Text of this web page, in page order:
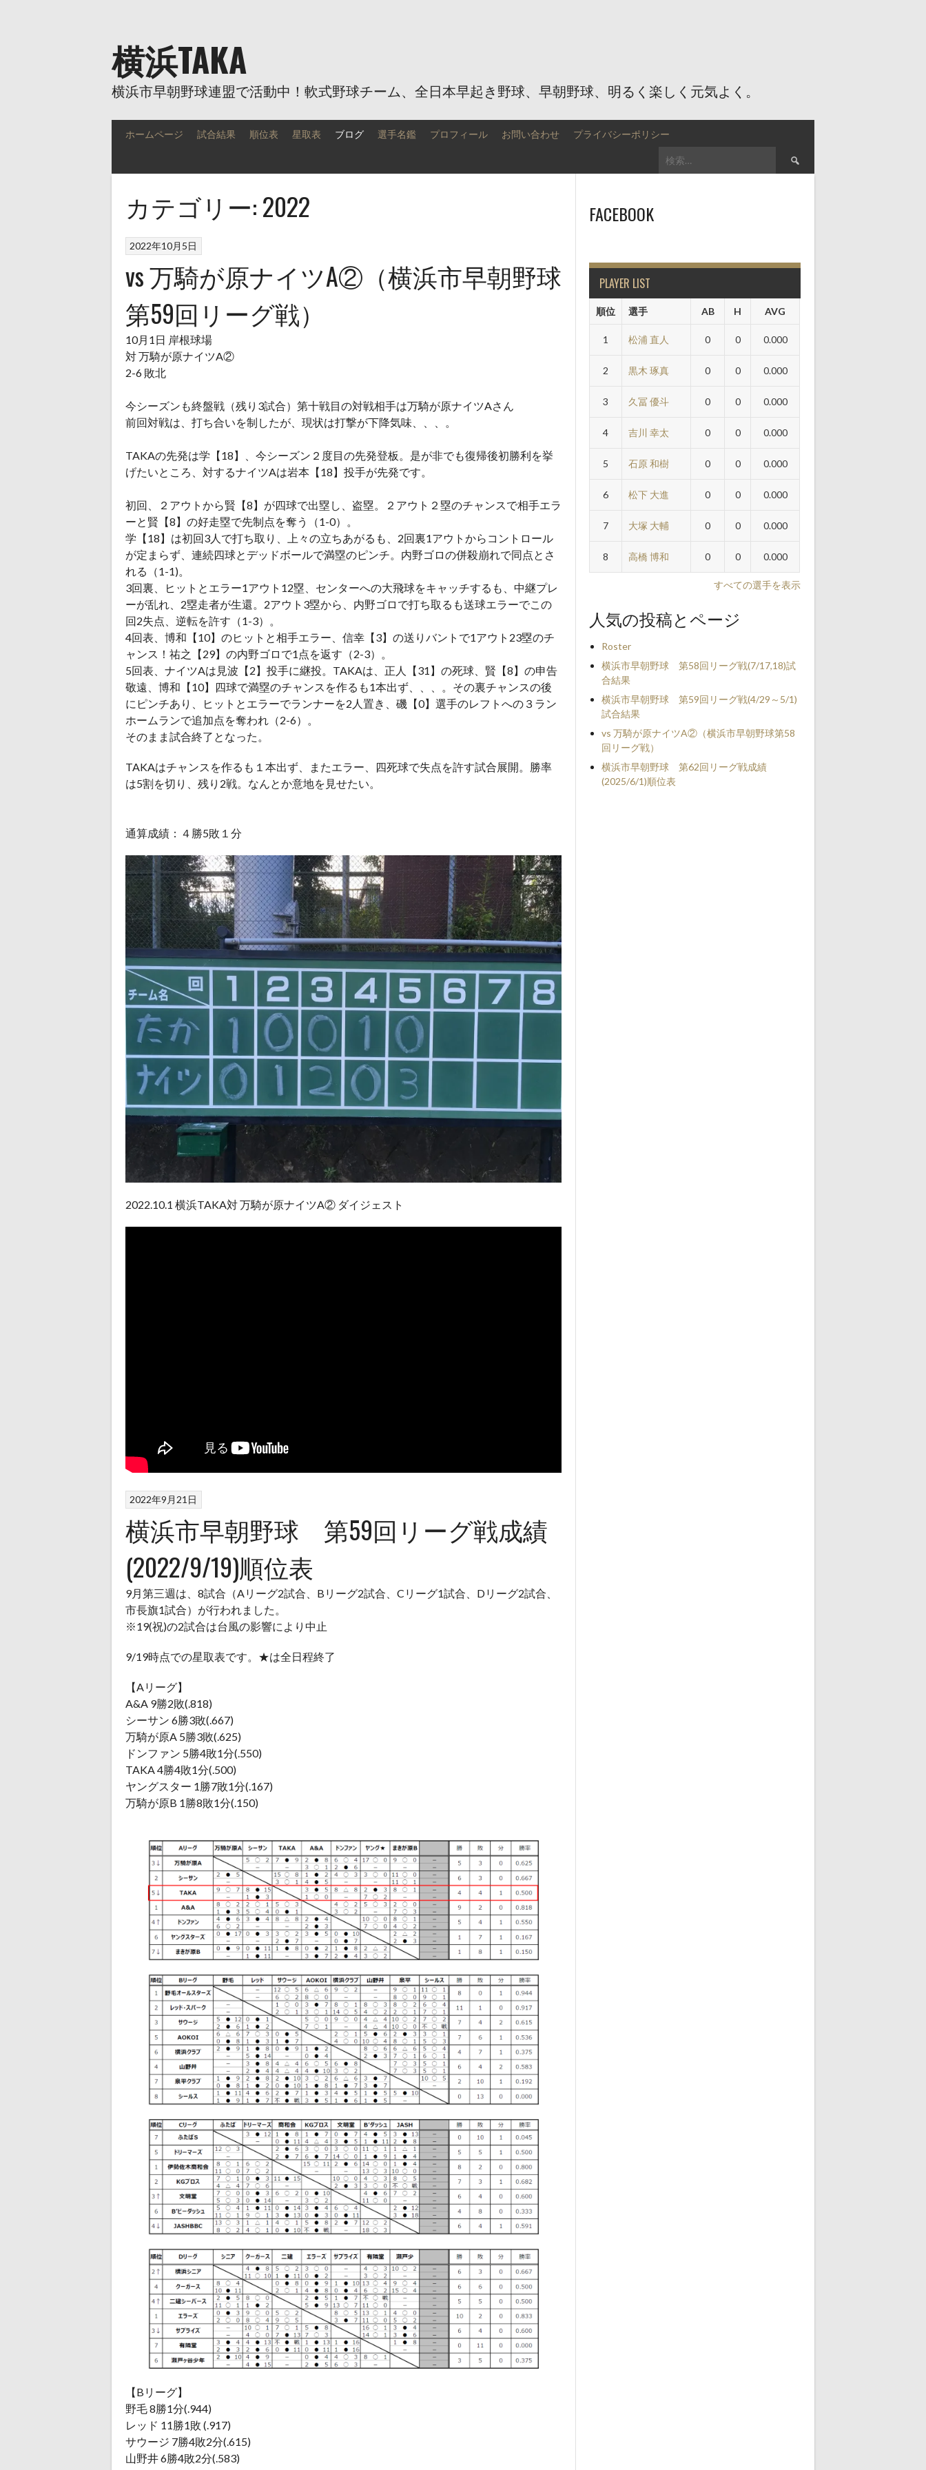
横浜TAKA
横浜市早朝野球連盟で活動中！軟式野球チーム、全日本早起き野球、早朝野球、明るく楽しく元気よく。
ホームページ 試合結果 順位表 星取表 ブログ 選手名鑑 プロフィール お問い合わせ プライバシーポリシー
カテゴリー:2022
2022年10月5日
vs 万騎が原ナイツA②（横浜市早朝野球
第59回リーグ戦）
10月1日 岸根球場
対 万騎が原ナイツA②
2-6 敗北
今シーズンも終盤戦（残り3試合）第十戦目の対戦相手は万騎が原ナイツAさん
前回対戦は、打ち合いを制したが、現状は打撃が下降気味、、、。
TAKAの先発は学【18】、今シーズン２度目の先発登板。是が非でも復帰後初勝利を挙
げたいところ、対するナイツAは岩本【18】投手が先発です。
初回、２アウトから賢【8】が四球で出塁し、盗塁。２アウト２塁のチャンスで相手エラ
ーと賢【8】の好走塁で先制点を奪う（1-0）。
学【18】は初回3人で打ち取り、上々の立ちあがるも、2回裏1アウトからコントロール
が定まらず、連続四球とデッドボールで満塁のピンチ。内野ゴロの併殺崩れで同点とさ
れる（1-1)。
3回裏、ヒットとエラー1アウト12塁、センターへの大飛球をキャッチするも、中継プレ
ーが乱れ、2塁走者が生還。2アウト3塁から、内野ゴロで打ち取るも送球エラーでこの
回2失点、逆転を許す（1-3）。
4回表、博和【10】のヒットと相手エラー、信幸【3】の送りバントで1アウト23塁のチ
ャンス！祐之【29】の内野ゴロで1点を返す（2-3）。
5回表、ナイツAは見波【2】投手に継投。TAKAは、正人【31】の死球、賢【8】の申告
敬遠、博和【10】四球で満塁のチャンスを作るも1本出ず、、、。その裏チャンスの後
にピンチあり、ヒットとエラーでランナーを2人置き、磯【0】選手のレフトへの３ラン
ホームランで追加点を奪われ（2-6）。
そのまま試合終了となった。
TAKAはチャンスを作るも１本出ず、またエラー、四死球で失点を許す試合展開。勝率
は5割を切り、残り2戦。なんとか意地を見せたい。
通算成績：４勝5敗１分
2022.10.1 横浜TAKA対 万騎が原ナイツA② ダイジェスト
2022年9月21日
横浜市早朝野球 第59回リーグ戦成績
(2022/9/19)順位表
9月第三週は、8試合（Aリーグ2試合、Bリーグ2試合、Cリーグ1試合、Dリーグ2試合、
市長旗1試合）が行われました。
※19(祝)の2試合は台風の影響により中止
9/19時点での星取表です。★は全日程終了
【Aリーグ】
A&A 9勝2敗(.818)
シーサン 6勝3敗(.667)
万騎が原A 5勝3敗(.625)
ドンファン 5勝4敗1分(.550)
TAKA 4勝4敗1分(.500)
ヤングスター 1勝7敗1分(.167)
万騎が原B 1勝8敗1分(.150)
【Bリーグ】
野毛 8勝1分(.944)
レッド 11勝1敗 (.917)
サウージ 7勝4敗2分(.615)
山野井 6勝4敗2分(.583)
FACEBOOK
PLAYER LIST
順位 選手 AB H AVG
1 松浦 直人 0 0 0.000
2 黒木 琢真 0 0 0.000
3 久冨 優斗 0 0 0.000
4 吉川 幸太 0 0 0.000
5 石原 和樹 0 0 0.000
6 松下 大進 0 0 0.000
7 大塚 大輔 0 0 0.000
8 高橋 博和 0 0 0.000
すべての選手を表示
人気の投稿とページ
Roster
横浜市早朝野球 第58回リーグ戦(7/17,18)試
合結果
横浜市早朝野球 第59回リーグ戦(4/29～5/1)
試合結果
vs 万騎が原ナイツA②（横浜市早朝野球第58
回リーグ戦）
横浜市早朝野球 第62回リーグ戦成績
(2025/6/1)順位表